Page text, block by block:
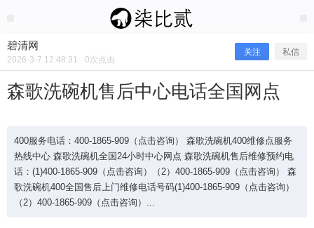
碧清网
2026-3-7 12:48:31 0次点击
关注 私信
森歌洗碗机售后中心电话全国网点
400服务电话：400-1865-909（点击咨询） 森歌洗碗机400维修点服务
热线中心 森歌洗碗机全国24小时中心网点 森歌洗碗机售后维修预约电
话：(1)400-1865-909（点击咨询）（2）400-1865-909（点击咨询） 森
歌洗碗机400全国售后上门维修电话号码(1)400-1865-909（点击咨询）
（2）400-1865-909（点击咨询）...